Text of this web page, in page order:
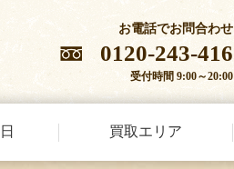
お電話でお問合わせ
0120-243-416
受付時間 9:00～20:00
買取エリア